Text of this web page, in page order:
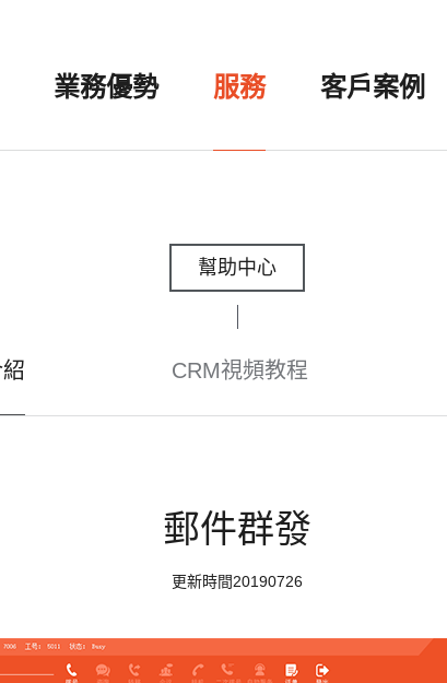
業務優勢 服務 客戶案例
幫助中心
CRM視頻教程
郵件群發
更新時間20190726